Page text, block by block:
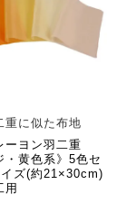
重に似た布地
ーヨン羽二重
・黄色系》5色セ
ズ(約21×30cm)
用